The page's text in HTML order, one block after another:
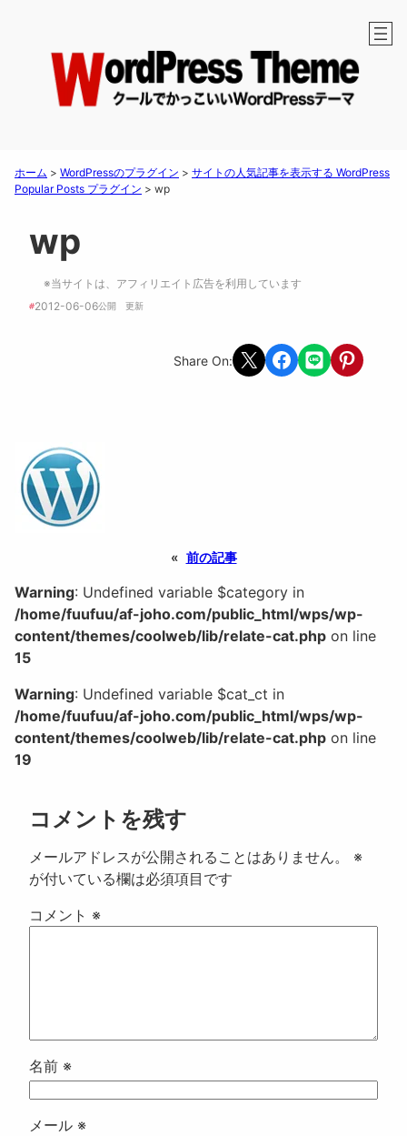
ホーム > WordPressのプラグイン > サイトの人気記事を表示する WordPress
Popular Posts プラグイン > wp
wp
※当サイトは、アフィリエイト広告を利用しています
#2012-06-06公開 更新
Share On: Share on X Share on Facebook
Share on LINEShare on
« 前の記事
Warning: Undefined variable $category in
/home/fuufuu/af-joho.com/public_html/wps/wp-
content/themes/coolweb/lib/relate-cat.php on line
15
Warning: Undefined variable $cat_ct in
/home/fuufuu/af-joho.com/public_html/wps/wp-
content/themes/coolweb/lib/relate-cat.php on line
19
コメントを残す
メールアドレスが公開されることはありません。
※
が付いている欄は必須項目です
コメント ※
名前 ※
メール ※